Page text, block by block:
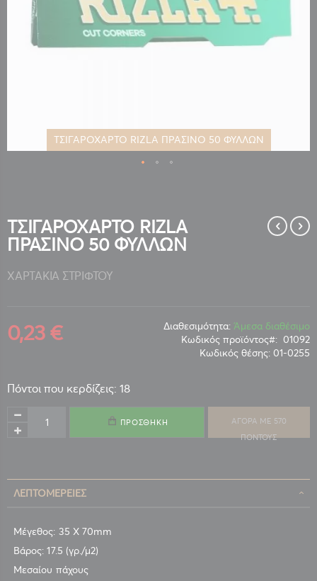
ΤΣΙΓΑΡΟΧΑΡΤΟ RIZLA ΠΡΑΣΙΝΟ 50 ΦΥΛΛΩΝ
της
συλλογής
εικόνων
ΤΣΙΓΑΡΟΧΑΡΤΟ RIZLA
ΠΡΑΣΙΝΟ 50 ΦΥΛΛΩΝ
ΧΑΡΤΑΚΙΑ ΣΤΡΙΦΤΟΥ
0,23 € Διαθεσιμότητα: Άμεσα διαθέσιμο
Κωδικός προϊόντος
01092
Κωδικός θέσης: 01-0255
Πόντοι που κερδίζεις: 18
ΠΡΟΣΘΉΚΗ
ΑΓΟΡΑ ΜΕ 570
ΠΟΝΤΟΥΣ
ΛΕΠΤΟΜΈΡΕΙΕΣ
Μέγεθος: 35 Χ 70mm
Βάρος: 17.5 (γρ./μ2)
Μεσαίου πάχους